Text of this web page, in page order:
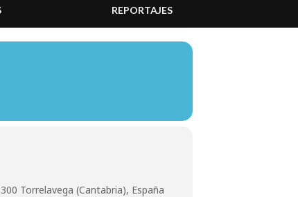
REPORTAJES
Torrelavega (Cantabria), España